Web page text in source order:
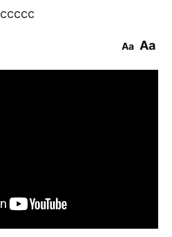
ccccc
Aa Aa